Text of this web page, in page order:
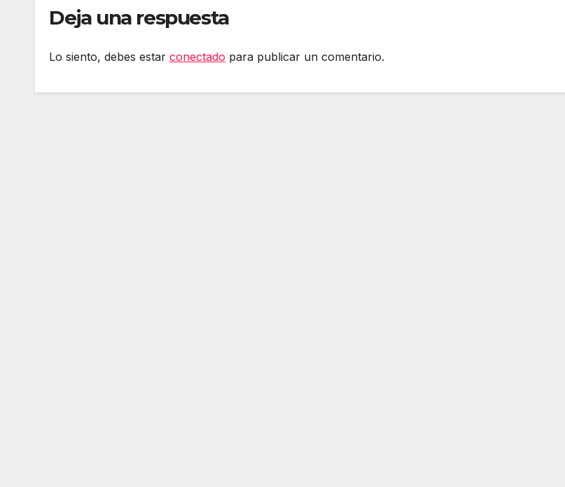
Deja una respuesta
Lo siento, debes estar conectado para publicar un comentario.